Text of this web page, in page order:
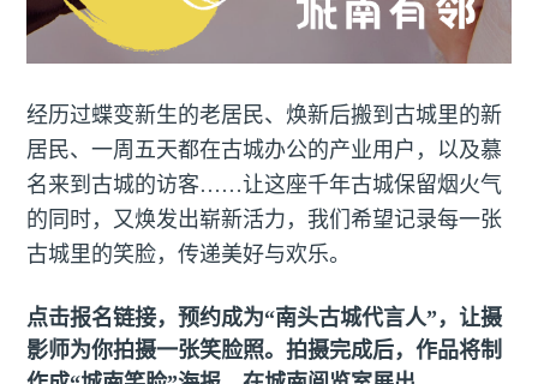
经历过蝶变新生的老居民、焕新后搬到古城里的新
居民、一周五天都在古城办公的产业用户，以及慕
名来到古城的访客……让这座千年古城保留烟火气
的同时，又焕发出崭新活力，我们希望记录每一张
古城里的笑脸，传递美好与欢乐。
点击报名链接，预约成为“南头古城代言人”，让摄
影师为你拍摄一张笑脸照。拍摄完成后，作品将制